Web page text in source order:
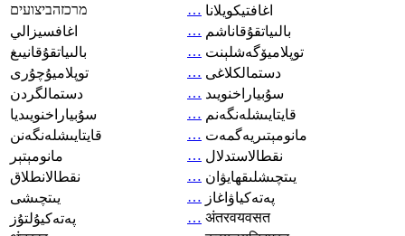
מרכזהביצועים
… اغافتيكويلانا
اغافسيزالي
… بالىياتقۇقاناشم
بالىياتقۇقانيىغ
… توپلاميۆگەشلېنت
توپلاميۇچۇرى
… دستمالکلاغی
دستمالگردن
… سۇبياراخنويىد
سۇبياراخنويىديا
… قايتايىشلەنگەنم
قايتايىشلەنگەنن
… مانومېتىريەگمەت
مانومېتېر
… نقطالاستدلال
نقطالانطلاق
… يىتچىشلىقھايۋان
يىتچىشى
… پەتەكياۋاغاز
پەتەكيۇلتۇز
… अंतरवयवसत